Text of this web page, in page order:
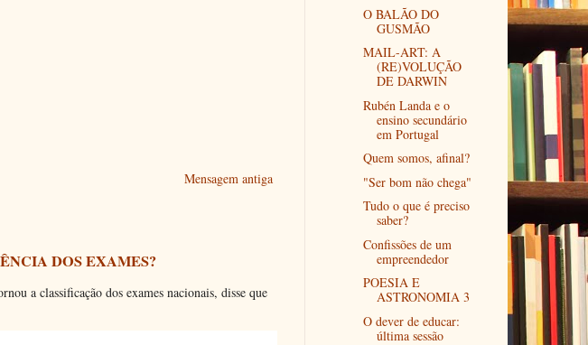
Mensagem antiga
DOS EXAMES?
a classificação dos exames nacionais, disse que
O BALÃO DO
GUSMÃO
MAIL-ART: A
(RE)VOLUÇÃO
DE DARWIN
Rubén Landa e o
ensino secundário
em Portugal
Quem somos, afinal?
"Ser bom não chega"
Tudo o que é preciso
saber?
Confissões de um
empreendedor
POESIA E
ASTRONOMIA 3
O dever de educar:
última sessão